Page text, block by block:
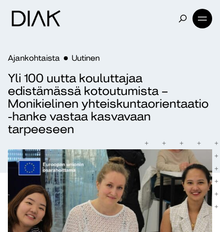
Ajankohtaista Uutinen
Yli 100 uutta kouluttajaa
edistämässä kotoutumista –
Monikielinen yhteiskuntaorientaatio
-hanke vastaa kasvavaan
tarpeeseen